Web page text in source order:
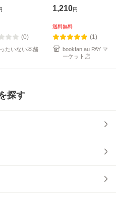
メール便送
(0)
たいない本舗
1,210円
送料無料
(1)
bookfan au PAY マ
ーケット店
探す